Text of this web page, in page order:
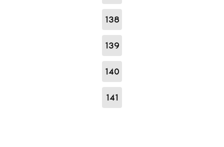
138
139
140
141